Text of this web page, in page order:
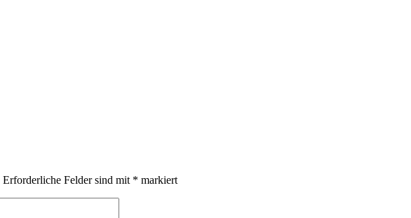
Erforderliche Felder sind mit * markiert